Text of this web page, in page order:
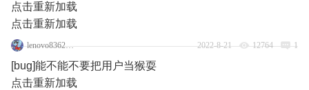
点击重新加载
点击重新加载
lenovo83623621 2022-8-21 12764 1
[bug]能不能不要把用户当猴耍
点击重新加载